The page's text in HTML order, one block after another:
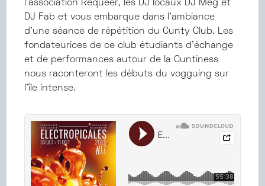
l’association Requeer, les DJ locaux DJ Meg et
DJ Fab et vous embarque dans l’ambiance
d’une séance de répétition du Cunty Club. Les
fondateurices de ce club étudiants d'échange
et de performances autour de la Cuntiness
nous raconteront les débuts du vogguing sur
l’île intense.